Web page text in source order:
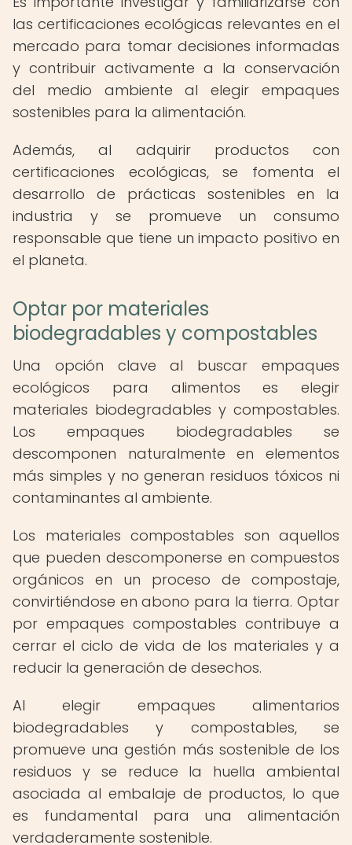
las certificaciones ecológicas relevantes en el
mercado para tomar decisiones informadas
y contribuir activamente a la conservación
del medio ambiente al elegir empaques
sostenibles para la alimentación.
Además, al adquirir productos con
certificaciones ecológicas, se fomenta el
desarrollo de prácticas sostenibles en la
industria y se promueve un consumo
responsable que tiene un impacto positivo en
el planeta.
Optar por materiales
biodegradables y compostables
Una opción clave al buscar empaques
ecológicos para alimentos es elegir
materiales biodegradables y compostables.
Los empaques biodegradables se
descomponen naturalmente en elementos
más simples y no generan residuos tóxicos ni
contaminantes al ambiente.
Los materiales compostables son aquellos
que pueden descomponerse en compuestos
orgánicos en un proceso de compostaje,
convirtiéndose en abono para la tierra. Optar
por empaques compostables contribuye a
cerrar el ciclo de vida de los materiales y a
reducir la generación de desechos.
Al elegir empaques alimentarios
biodegradables y compostables, se
promueve una gestión más sostenible de los
residuos y se reduce la huella ambiental
asociada al embalaje de productos, lo que
es fundamental para una alimentación
verdaderamente sostenible.